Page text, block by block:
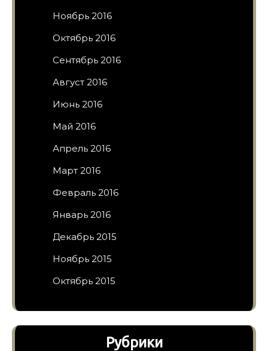
Ноябрь 2016
Октябрь 2016
Сентябрь 2016
Август 2016
Июнь 2016
Май 2016
Апрель 2016
Март 2016
Февраль 2016
Январь 2016
Декабрь 2015
Ноябрь 2015
Октябрь 2015
Рубрики